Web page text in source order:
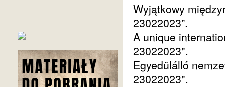
Wyjątkowy
23022023”.
A unique
23022023".
Egyedülálló
23022023".